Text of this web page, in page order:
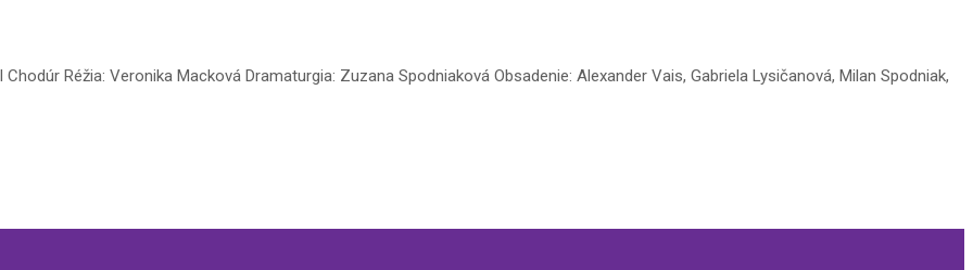
Réžia: Veronika Macková Dramaturgia: Zuzana Spodniaková Obsadenie: Alexander Vais, Gabriela Lysičanová, Milan Spodniak,